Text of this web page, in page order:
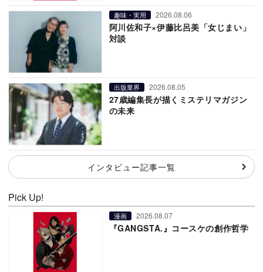
趣味・実用 2026.08.06
阿川佐和子×伊藤比呂美「女じまい」
対談
出版業界 2026.08.05
27歳編集長が描くミステリマガジン
の未来
インタビュー記事一覧
Pick Up!
漫画 2026.08.07
『GANGSTA.』コースケの創作哲学